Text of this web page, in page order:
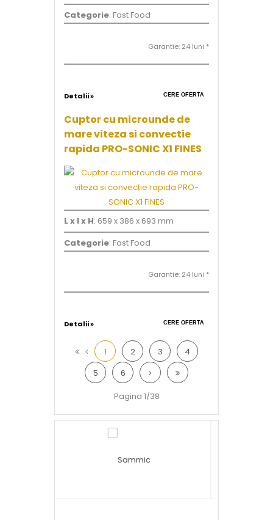
Categorie: Fast Food
Garantie: 24 luni *
Detalii » CERE OFERTA
Cuptor cu microunde de
mare viteza si convectie
rapida PRO-SONIC X1 FINES
L x l x H: 659 x 386 x 693 mm
Categorie: Fast Food
Garantie: 24 luni *
Detalii » CERE OFERTA
1 2 3
4
5
6
Pagina 1/38